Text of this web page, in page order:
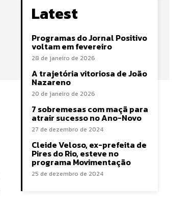
Latest
Programas do Jornal Positivo
voltam em fevereiro
28 de janeiro de 2026
A trajetória vitoriosa de João
Nazareno
20 de janeiro de 2026
7 sobremesas com maçã para
atrair sucesso no Ano-Novo
27 de dezembro de 2024
Cleide Veloso, ex-prefeita de
Pires do Rio, esteve no
programa Movimentação
25 de dezembro de 2024